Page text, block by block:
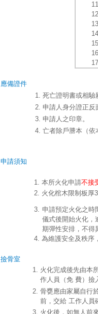
應備證件
1. 死亡證明書或相驗
2. 申請人身分證正反
3. 申請人之印章。
4. 亡者除戶謄本（依
申請須知
1. 本所火化申請不接
2. 火化棺木限制板厚
3. 申請預定火化之時
儀式後開始火化，
期彈性安排，不得
4. 為維護安全及秩序
撿骨室
1. 火化完成後先由本
作人員（免 費）撿
2. 骨甕應由家屬自行
前，交給 工作人員
3. 火化後，如無人前